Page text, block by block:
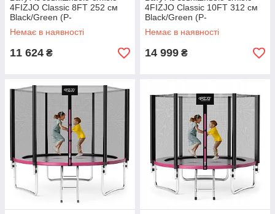
4FIZJO Classic 8FT 252 см
Black/Green (P-
5907739314123)
Немає в наявності
11 624 ₴
4FIZJO Classic 10FT 312 см
Black/Green (P-
5907739314130)
Немає в наявності
14 999 ₴